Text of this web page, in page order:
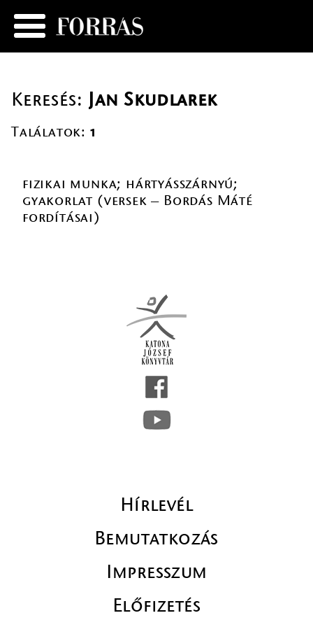
Keresés: Jan Skudlarek
Találatok: 1
fizikai munka; hártyásszárnyú;
gyakorlat (versek – Bordás Máté
fordításai)
Hírlevél
Bemutatkozás
Impresszum
Előfizetés